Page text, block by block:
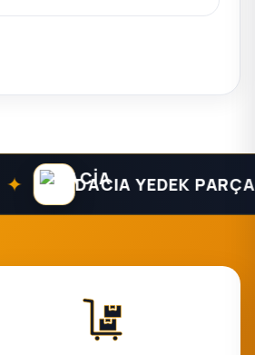
DACIA YEDEK PARÇA ✦